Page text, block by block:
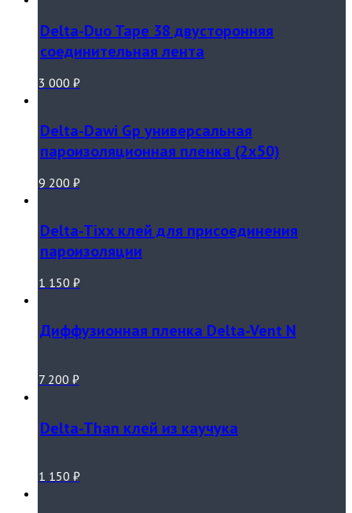
Delta-Duo Tape 38 двусторонняя
соединительная лента
3 000 ₽
Delta-Dawi Gp универсальная
пароизоляционная пленка (2х50)
9 200 ₽
Delta-Tixx клей для присоединения
пароизоляции
1 150 ₽
Диффузионная пленка Delta-Vent N
7 200 ₽
Delta-Than клей из каучука
1 150 ₽